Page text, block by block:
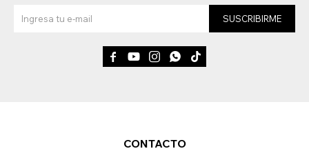
CONTACTO
SUSCRIBIRME
    